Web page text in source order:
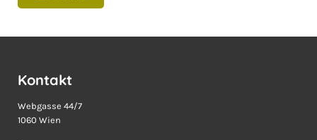
Kontakt
Webgasse 44/7
1060 Wien